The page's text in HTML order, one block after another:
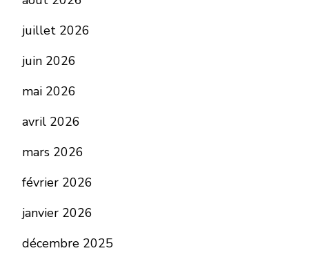
juillet 2026
juin 2026
mai 2026
avril 2026
mars 2026
février 2026
janvier 2026
décembre 2025